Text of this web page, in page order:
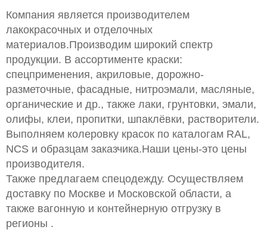
Компания является производителем
лакокрасочных и отделочных
материалов.Производим широкий спектр
продукции. В ассортименте краски:
спецприменения, акриловые, дорожно-
разметочные, фасадные, нитроэмали, масляные,
органические и др., также лаки, грунтовки, эмали,
олифы, клеи, пропитки, шпаклёвки, растворители.
Выполняем колеровку красок по каталогам RAL,
NCS и образцам заказчика.Наши цены-это цены
производителя.
Также предлагаем спецодежду. Осуществляем
доставку по Москве и Московской области, а
также вагонную и контейнерную отгрузку в
регионы .